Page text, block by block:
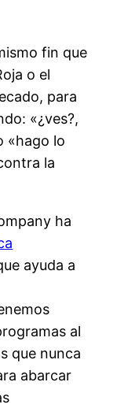
fin que
o el
para
«¿ves?,
«hago lo
la
ha
ayuda a
al
que nunca
abarcar